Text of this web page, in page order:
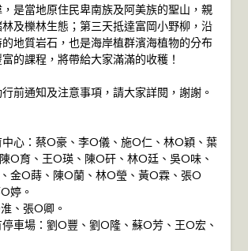
是當地原住民卑南族及阿美族的聖山，親
及櫟林生態；第三天抵達富岡小野柳，沿
地質岩石，也是海岸植群濱海植物的分布
的課程，將帶給大家滿滿的收穫！
前通知及注意事項，請大家詳閱，謝謝。
心：蔡O豪、李O儀、施O仁、林O穎、葉
O育、王O瑛、陳O矸、林O廷、吳O味、
金O蒔、陳O蘭、林O瑩、黃O霖、張O
婷。
、張O卿。
車場：劉O豐、劉O隆、蘇O芳、王O宏、